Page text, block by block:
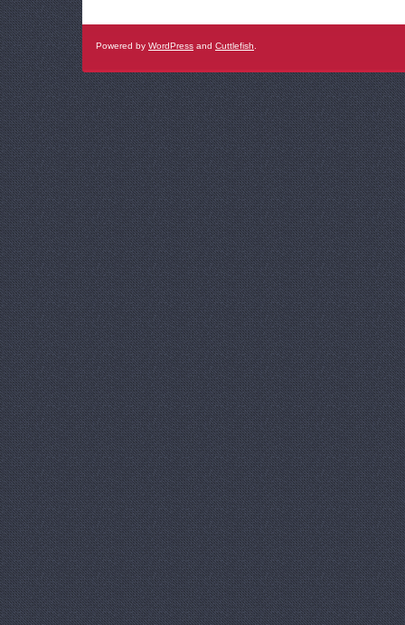
Powered by WordPress and Cuttlefish